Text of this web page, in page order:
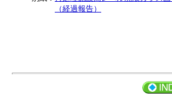
（経過報告）